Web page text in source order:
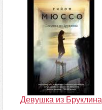
Девушка из Бруклина